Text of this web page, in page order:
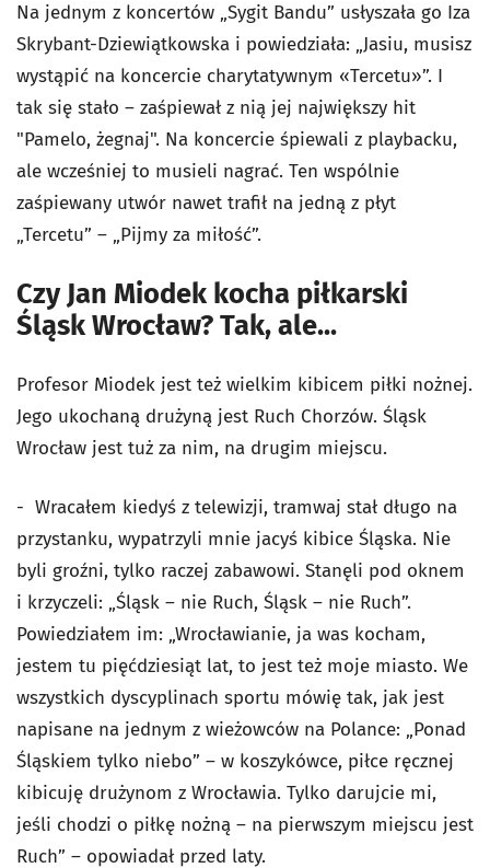
Na jednym z koncertów „Sygit Bandu” usłyszała go Iza
Skrybant-Dziewiątkowska i powiedziała: „Jasiu, musisz
wystąpić na koncercie charytatywnym «Tercetu»”. I
tak się stało – zaśpiewał z nią jej największy hit
"Pamelo, żegnaj". Na koncercie śpiewali z playbacku,
ale wcześniej to musieli nagrać. Ten wspólnie
zaśpiewany utwór nawet trafił na jedną z płyt
„Tercetu” – „Pijmy za miłość”.
Czy Jan Miodek kocha piłkarski
Śląsk Wrocław? Tak, ale...
Profesor Miodek jest też wielkim kibicem piłki nożnej.
Jego ukochaną drużyną jest Ruch Chorzów. Śląsk
Wrocław jest tuż za nim, na drugim miejscu.
- Wracałem kiedyś z telewizji, tramwaj stał długo na
przystanku, wypatrzyli mnie jacyś kibice Śląska. Nie
byli groźni, tylko raczej zabawowi. Stanęli pod oknem
i krzyczeli: „Śląsk – nie Ruch, Śląsk – nie Ruch”.
Powiedziałem im: „Wrocławianie, ja was kocham,
jestem tu pięćdziesiąt lat, to jest też moje miasto. We
wszystkich dyscyplinach sportu mówię tak, jak jest
napisane na jednym z wieżowców na Polance: „Ponad
Śląskiem tylko niebo” – w koszykówce, piłce ręcznej
kibicuję drużynom z Wrocławia. Tylko darujcie mi,
jeśli chodzi o piłkę nożną – na pierwszym miejscu jest
Ruch” – opowiadał przed laty.